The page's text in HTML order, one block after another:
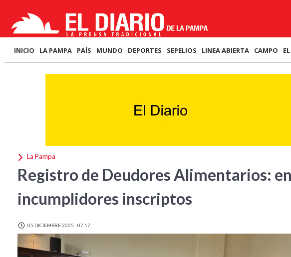
INICIO LA PAMPA PAÍS MUNDO DEPORTES SEPELIOS LINEA ABIERTA CAMPO
La Pampa
Registro de Deudores Alimentarios:
incumplidores inscriptos
05 DICIEMBRE 2025 - 07:17